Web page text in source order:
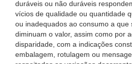
duráveis ou não duráveis
vícios de qualidade ou quantidade
ou inadequados ao consumo a que
diminuam o valor, assim como por
disparidade, com a indicações
embalagem, rotulagem ou